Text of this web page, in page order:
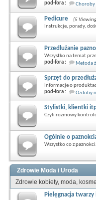
pod-fora :
Choroby
Pedicure
(5
Instrukcje, porady,
Przedłużanie
Wszystko na temat
pod-fora :
Metoda
Sprzęt do
Informacje o
pod-fora :
Ozdoby
Stylistki, klientki
Czyli rozmowy
Ogólnie o
Wszystko co z
Zdrowie Moda i Uroda
Zdrowie kobiety, moda,
Pielęgnacja twarzy